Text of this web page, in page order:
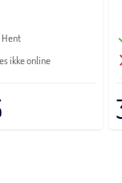
Hent
ikke online